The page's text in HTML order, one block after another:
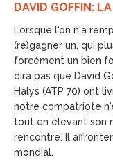
DAVID GOFFIN:
Lorsque l'on n'a
(re)gagner un, qui
forcément un bien
dira pas que David
Halys (ATP 70) ont
notre compatriote
tout en élevant son
rencontre. Il
mondial.